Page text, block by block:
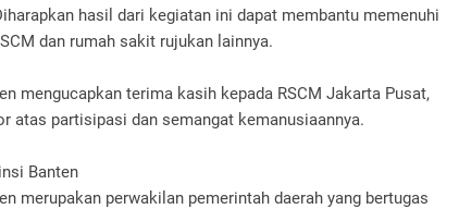
hasil dari kegiatan ini dapat membantu memenuhi
dan rumah sakit rujukan lainnya.
mengucapkan terima kasih kepada RSCM Jakarta Pusat,
atas partisipasi dan semangat kemanusiaannya.
Banten
merupakan perwakilan pemerintah daerah yang bertugas